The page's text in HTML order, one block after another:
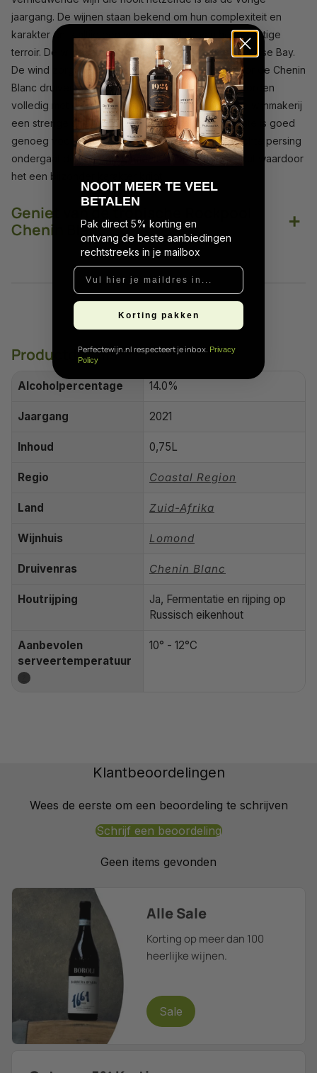
jaargang. De wijnen staan bekend om hun complexiteit en
karakter en is altijd een weerspiegeling van het prachtige
terroir. De wijngaard in Stellenbosch kijkt uit op de False Bay.
De wind zorgt voor de nodige verkoeling waardoor de Chenin
Blanc druiven perfect kunnen rijpen. De druiven worden
volledig met de hand geoogst en ondergaan in de wijnmakerij
een strenge selectie. Alleen het beste van het beste is goed
genoeg voor de wijnen van Rockpool. Na een zachte persing
ondergaat de wijn een fermentatie op Russisch hout waardoor
het een bijzonder karakter krijgt.
Geniet van de tropische Rockpool
Chenin Blanc
+
Productdetails
Alcoholpercentage 14.0%
Jaargang 2021
Inhoud 0,75L
Regio Coastal Region
Land Zuid-Afrika
Wijnhuis Lomond
Druivenras Chenin Blanc
Houtrijping
Ja, Fermentatie en rijping op
Russisch eikenhout
Aanbevolen
serveertemperatuur
10° - 12°C
Klantbeoordelingen
Wees de eerste om een beoordeling te schrijven
Schrijf een beoordeling
Geen items gevonden
Alle Sale
Korting op meer dan 100
heerlijke wijnen.
Sale
NOOIT MEER TE VEEL
BETALEN
Pak direct 5% korting en
ontvang de beste aanbiedingen
rechtstreeks in je mailbox
Vul hier je maildres in...
Korting pakken
Perfectewijn.nl respecteert je inbox. Privacy
Policy